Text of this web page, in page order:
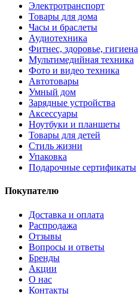
Электротранспорт
Товары для дома
Часы и браслеты
Аудиотехника
Фитнес, здоровье, гигиена
Мультимедийная техника
Фото и видео техника
Автотовары
Умный дом
Зарядные устройства
Аксессуары
Ноутбуки и планшеты
Товары для детей
Стиль жизни
Упаковка
Подарочные сертификаты
Покупателю
Доставка и оплата
Распродажа
Отзывы
Вопросы и ответы
Бренды
Акции
О нас
Контакты